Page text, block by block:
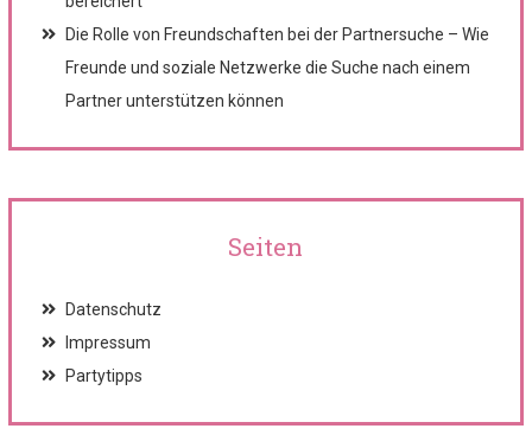
Die Rolle von Freundschaften bei der Partnersuche – Wie
Freunde und soziale Netzwerke die Suche nach einem
Partner unterstützen können
Seiten
Datenschutz
Impressum
Partytipps